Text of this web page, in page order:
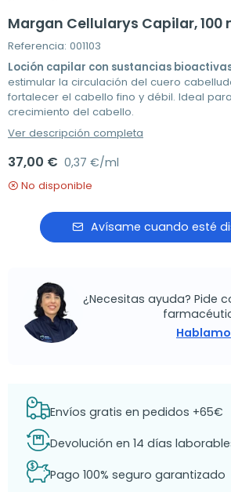
Margan Cellularys Capilar, 100
Referencia: 001103
Loción capilar con sustancias
estimular la circulación del cuero
fortalecer el cabello fino y débil. Ideal
crecimiento del cabello.
Ver descripción completa
37,00 € 0,37 €/ml
No disponible
Avísame cuando esté
¿Necesitas ayuda? Pide
Envíos gratis en pedidos +65€
Devolución en 14 días
Pago 100% seguro garantizado